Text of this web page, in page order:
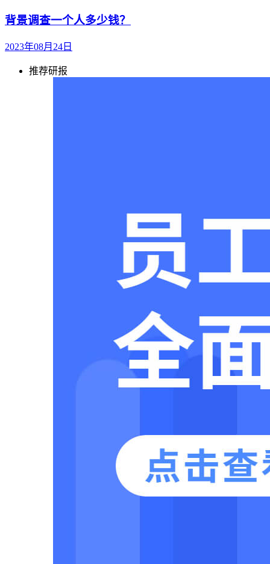
背景调查一个人多少钱？
2023年08月24日
推荐研报